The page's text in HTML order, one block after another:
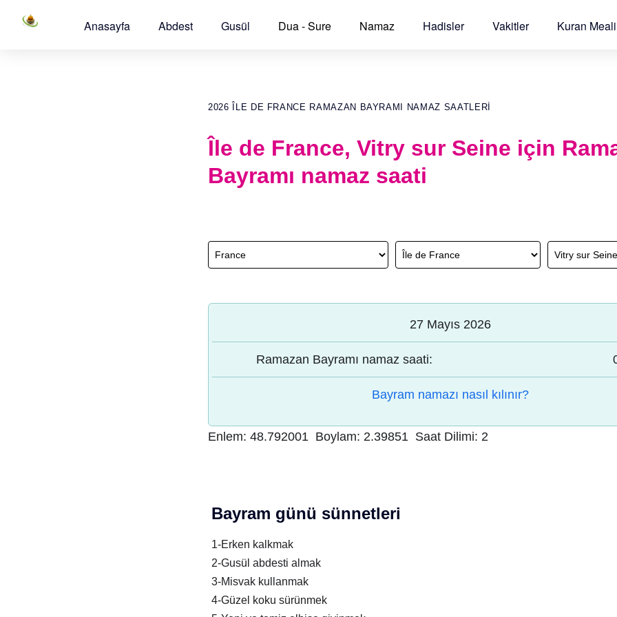
Anasayfa Abdest Gusül Dua - Sure Namaz Hadisler Vakitler Kuran Meali
2026 ÎLE DE FRANCE RAMAZAN BAYRAMI NAMAZ SAATLERI
Île de France, Vitry sur Seine için
Bayramı namaz saati
27 Mayıs 2026
Ramazan Bayramı namaz saati:
Bayram namazı nasıl kılınır?
Enlem: 48.792001 Boylam: 2.39851 Saat Dilimi: 2
Bayram günü sünnetleri
1-Erken kalkmak
2-Gusül abdesti almak
3-Misvak kullanmak
4-Güzel koku sürünmek